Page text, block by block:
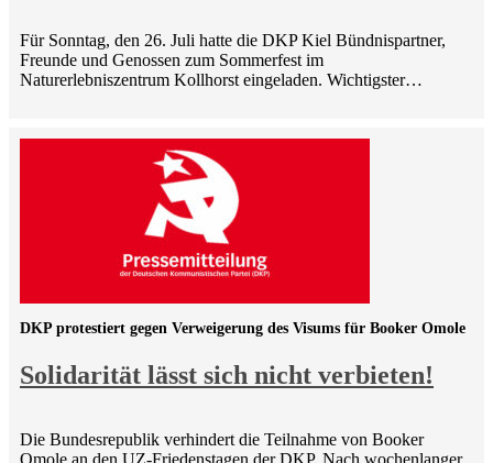
Für Sonntag, den 26. Juli hatte die DKP Kiel Bündnispartner,
Freunde und Genossen zum Sommerfest im
Naturerlebniszentrum Kollhorst eingeladen. Wichtigster…
Solidarität lässt sich nicht verbieten!
DKP protestiert gegen Verweigerung des Visums für Booker Omole
Die Bundesrepublik verhindert die Teilnahme von Booker
Omole an den UZ-Friedenstagen der DKP. Nach wochenlanger